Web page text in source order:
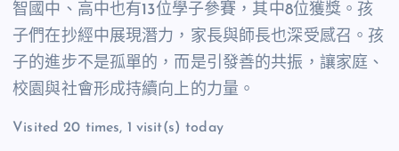
智國中、高中也有 13位學子參賽，其中8位獲獎。孩
子們在抄經中展現潛力，家長與師長也深受感召。孩
子的進步不是孤單的，而是引發善的共振，讓家庭、
校園與社會形成持續向上的力量。
Visited 20 times, 1 visit(s) today